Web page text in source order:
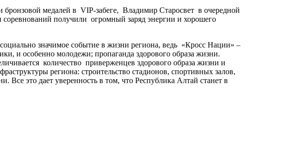
бронзовой медалей в VIP-забеге, Владимир Старосвет в очередной
соревнований получили огромный заряд энергии и хорошего
значимое событие в жизни региона, ведь «Кросс Нации» –
и особенно молодежи; пропаганда здорового образа жизни.
количество приверженцев здорового образа жизни и
региона: строительство стадионов, спортивных залов,
Все это дает уверенность в том, что Республика Алтай станет в